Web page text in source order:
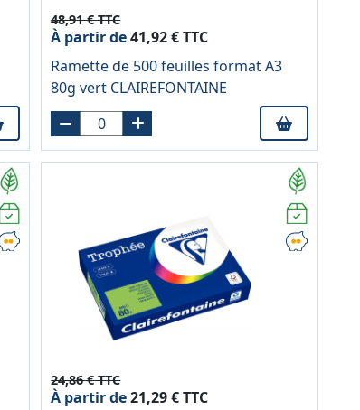
48,91 € TTC
À partir de41,92 € TTC
Ramette de 500 feuilles format A3
80g vert CLAIREFONTAINE
24,86 € TTC
À partir de21,29 € TTC